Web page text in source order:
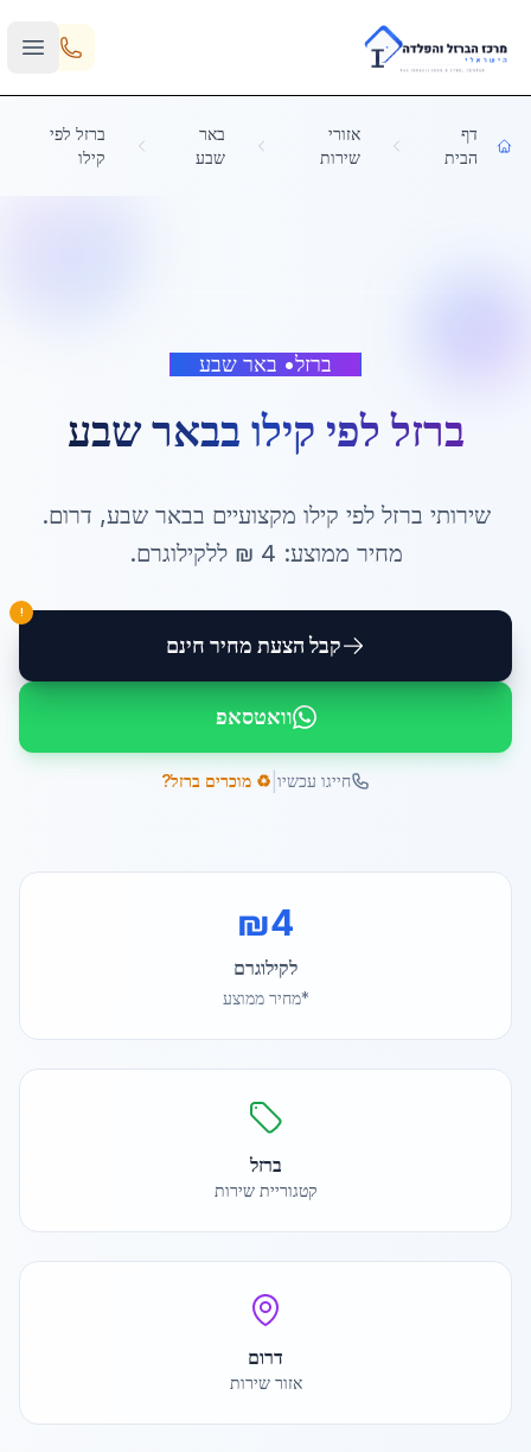
Skip to main content
דף
הבית
אזורי
שירות
באר
שבע
ברזל לפי
קילו
ברזל• באר שבע
ברזל לפי קילו בבאר שבע
שירותי ברזל לפי קילו מקצועיים בבאר שבע, דרום.
מחיר ממוצע: 4 ₪ ללקילוגרם.
קבל הצעת מחיר חינם
!
וואטסאפ
חייגו עכשיו ♻️ מוכרים ברזל?
₪4
לקילוגרם
*מחיר ממוצע
ברזל
קטגוריית שירות
דרום
אזור שירות